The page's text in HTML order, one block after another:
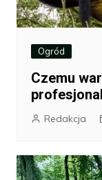
Ogród
Czemu
Redakcja